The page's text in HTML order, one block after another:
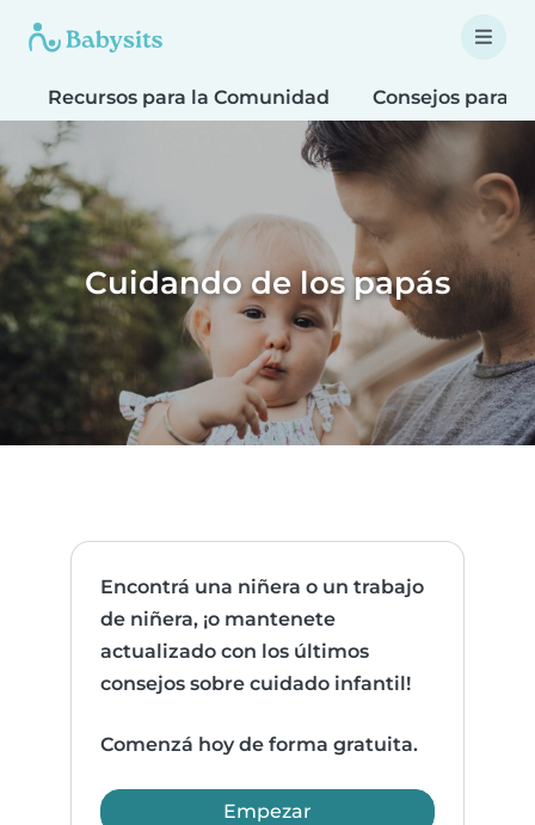
Recursos para la Comunidad Consejos para
Cuidando de los papás
Encontrá una niñera o un trabajo
de niñera, ¡o mantenete
actualizado con los últimos
consejos sobre cuidado infantil!
Comenzá hoy de forma gratuita.
Empezar